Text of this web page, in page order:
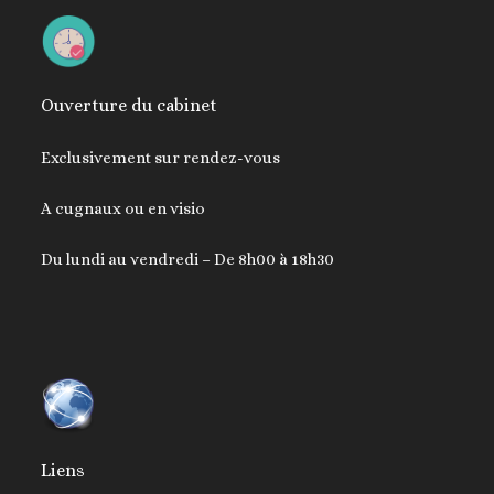
Ouverture du cabinet
Exclusivement sur rendez-vous
A cugnaux ou en visio
Du lundi au vendredi – De 8h00 à 18h30
Liens